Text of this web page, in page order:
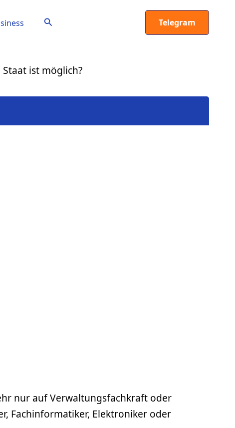
Suchen Telegram
ist möglich?
nur auf Verwaltungsfachkraft oder
Fachinformatiker, Elektroniker oder